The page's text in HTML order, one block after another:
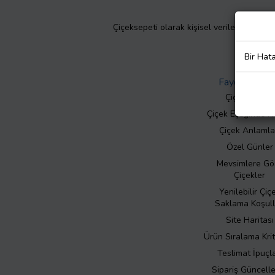
Çiçeksepeti olarak kişisel verilerinizin
Faydalı Bilgiler
Çiçek Bakımı
Çiçek Eşliğinde
Çiçek
Özel Günler
Mevsimlere
Çiçekler
Yenilebilir
Saklama
Site Haritası
Ürün Sıralama
Teslimat
Sipariş
Bir